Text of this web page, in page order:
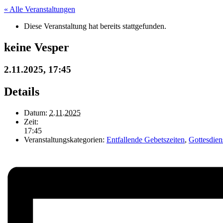
« Alle Veranstaltungen
Diese Veranstaltung hat bereits stattgefunden.
keine Vesper
2.11.2025, 17:45
Details
Datum: 2.11.2025
Zeit:
17:45
Veranstaltungskategorien: Entfallende Gebetszeiten,